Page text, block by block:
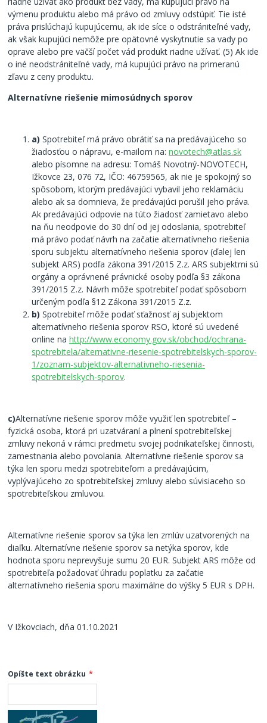
výmenu produktu alebo má právo od zmluvy odstúpiť. Tie isté
práva prislúchajú kupujúcemu, ak ide síce o odstrániteľné vady,
ak však kupujúci nemôže pre opätovné vyskytnutie sa vady po
oprave alebo pre väčší počet vád produkt riadne užívať. (5) Ak ide
o iné neodstrániteľné vady, má kupujúci právo na primeranú
zľavu z ceny produktu.
Alternatívne riešenie mimosúdnych sporov
a) Spotrebiteľ má právo obrátiť sa na predávajúceho so
žiadosťou o nápravu, e-mailom na:novotech@atlas.sk
alebo písomne na adresu: Tomáš Novotný-NOVOTECH,
Ižkovce 23, 076 72, IČO: 46759565, ak nie je spokojný so
spôsobom, ktorým predávajúci vybavil jeho reklamáciu
alebo ak sa domnieva, že predávajúci porušil jeho práva.
Ak predávajúci odpovie na túto žiadosť zamietavo alebo
na ňu neodpovie do 30 dní od jej odoslania, spotrebiteľ
má právo podať návrh na začatie alternatívneho riešenia
sporu subjektu alternatívneho riešenia sporov (ďalej len
subjekt ARS) podľa zákona 391/2015 Z.z. ARS subjektmi sú
orgány a oprávnené právnické osoby podľa §3 zákona
391/2015 Z.z. Návrh môže spotrebiteľ podať spôsobom
určeným podľa §12 Zákona 391/2015 Z.z.
b) Spotrebiteľ môže podať sťažnosť aj subjektom
alternatívneho riešenia sporov RSO, ktoré sú uvedené
online nahttp://www.economy.gov.sk/obchod/ochrana-
spotrebitela/alternativne-riesenie-spotrebitelskych-sporov-
1/zoznam-subjektov-alternativneho-riesenia-
spotrebitelskych-sporov.
c)Alternatívne riešenie sporov môže využiť len spotrebiteľ –
fyzická osoba, ktorá pri uzatváraní a plnení spotrebiteľskej
zmluvy nekoná v rámci predmetu svojej podnikateľskej činnosti,
zamestnania alebo povolania. Alternatívne riešenie sporov sa
týka len sporu medzi spotrebiteľom a predávajúcim,
vyplývajúceho zo spotrebiteľskej zmluvy alebo súvisiaceho so
spotrebiteľskou zmluvou.
Alternatívne riešenie sporov sa týka len zmlúv uzatvorených na
diaľku. Alternatívne riešenie sporov sa netýka sporov, kde
hodnota sporu neprevyšuje sumu 20 EUR. Subjekt ARS môže od
spotrebiteľa požadovať úhradu poplatku za začatie
alternatívneho riešenia sporu maximálne do výšky 5 EUR s DPH.
V Ižkovciach, dňa 01.10.2021
Opíšte text obrázku *